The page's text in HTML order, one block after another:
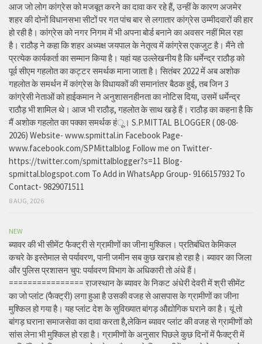
आज जो लोग कांग्रेस को मजबूत करने का दावा कर रहे हैं, उन्हीं के कारण अजमेर
शहर की दोनों विधानसभा सीटों पर गत पांच बार से लगातार कांग्रेस उम्मीदवारों की हार
हो रही है। कांग्रेस को नगर निगम में भी अपना बोर्ड बनाने का अवसर नहीं मिल रहा
है। राठौड़ ने कहा कि शहर अध्यक्ष जयपाल के नेतृत्व में कांग्रेस एकजुट है। मैंने तो
प्रत्येक कार्यकर्ता का सम्मान किया है। यहां यह उल्लेखनीय है कि धर्मेन्द्र राठौड़ को
पूर्व सीएम गहलोत का कट्टर समर्थक माना जाता है। सितंबर 2022 में अब अशोक
गहलोत के समर्थन में कांग्रेस के विधायकों की समानांतर बैठक हुई, तब जिन 3
कांग्रेसी नेताओं को हाईकमान ने अनुशासनहीनता का नोटिस दिया, उसमें धर्मेन्द्र
राठौड़ भी शामिल थे। आज भी राठौड़, गहलोत के साथ खड़े हैं। राठौड़ का कहना है कि
मैं अशोक गहलोत का पक्का समर्थक हंू। S.P.MITTAL BLOGGER ( 08-08-
2026) Website- www.spmittal.in Facebook Page-
www.facebook.com/SPMittalblog Follow me on Twitter-
https://twitter.com/spmittalblogger?s=11 Blog-
spmittal.blogspot.com To Add in WhatsApp Group- 9166157932 To
Contact- 9829071511
8 AUG, 2026
NEW
ब्यावर की भी सीमेंट फैक्ट्री से ग्रामीणों का जीना मुश्किल। प्रतिबंधित केमिकल
कचरे के इस्तेमाल से पर्यावरण, पानी जमीन सब कुछ खराब हो रहा है। ब्यावर का जिला
और पुलिस प्रशासन चुप: पर्यावरण विभाग के अधिकारी तो अंधे हैं।
================ राजस्थान के ब्यावर के निकट अंधेरी देवरी में श्री सीमेंट
का जो प्लांट (फैक्ट्री) लगा हुआ है उसकी वजह से आसपास के ग्रामीणों का जीना
मुश्किल हो गया है। यह प्लांट देश के सुविख्यात बांगड़ औद्योगिक घराने का है। यूं तो
बांगड़ घराना समाजसेवा का दावा करता है,लेकिन ब्यावर प्लांट की वजह से ग्रामीणों को
सांस लेना भी मुश्किल हो रहा है। ग्रामीणों के अनुसार पिछले कुछ दिनों में फैक्ट्री में